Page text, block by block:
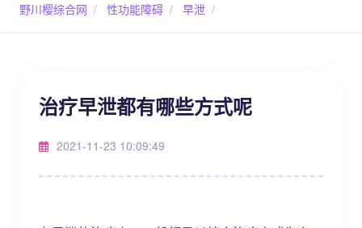
野川樱综合网 / 性功能障碍 / 早泄 /
治疗早泄都有哪些方式呢
2021-11-23 10:09:49